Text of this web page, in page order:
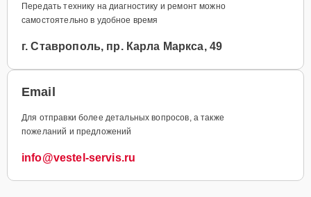
Передать технику на диагностику и ремонт можно
самостоятельно в удобное время
г. Ставрополь, пр. Карла Маркса, 49
Email
Для отправки более детальных вопросов, а также
пожеланий и предложений
info@vestel-servis.ru